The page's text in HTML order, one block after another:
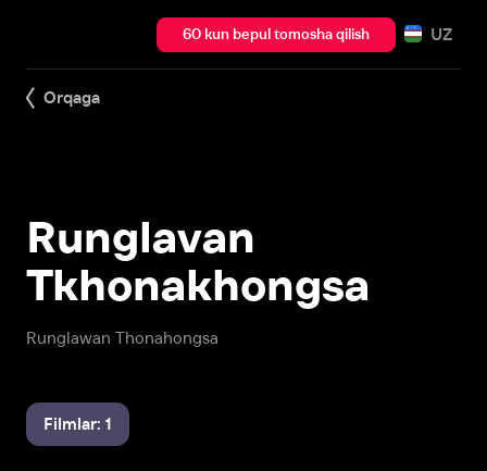
60 kun bepul tomosha qilish UZ
Orqaga
Runglawan Thonahongsa
Runglavan
Tkhonakhongsa
Filmlar: 1